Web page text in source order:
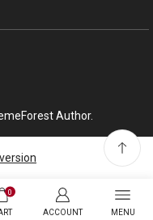
Author.
0
ACCOUNT MENU